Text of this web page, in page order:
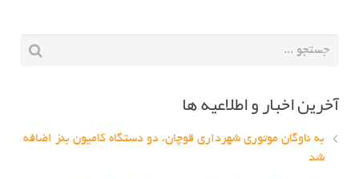
آخرین اخبار و اطلاعیه ها
به ناوگان موتوری شهرداری قوچان، دو دستگاه کامیون بنز اضافه
شد